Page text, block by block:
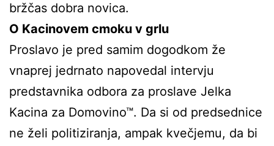
bržčas dobra novica.
O Kacinovem cmoku v grlu
Proslavo je pred samim dogodkom že
vnaprej jedrnato napovedal intervju
predstavnika odbora za proslave Jelka
Kacina za Domovino™. Da si od predsednice
ne želi politiziranja, ampak kvečjemu, da bi